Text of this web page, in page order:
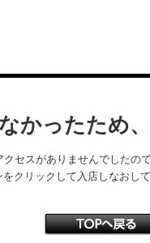
かったため
セスがありませんでしたの
クリックして入店しなおして